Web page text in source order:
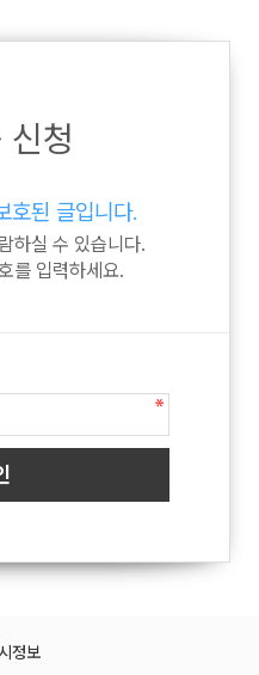
신청
호된 글입니다.
하실 수 있습니다.
를 입력하세요.
정보